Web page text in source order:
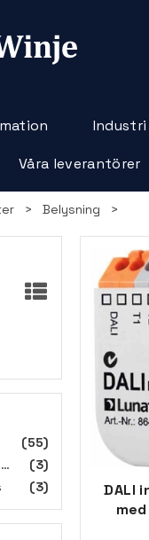
Industri
Våra leverantörer
> Belysning >
(55)
(3)
(3)
DALI